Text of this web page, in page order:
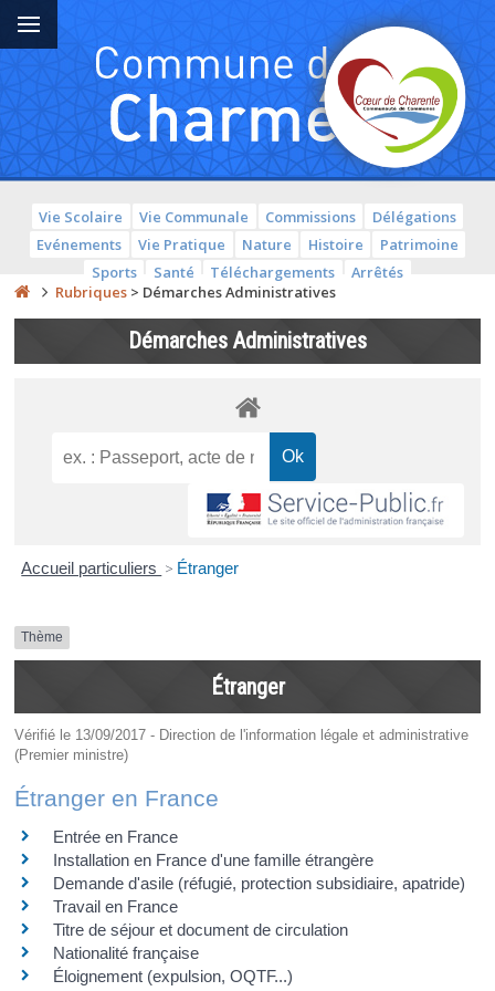
Vie Scolaire Vie Communale Commissions
Délégations
Evénements
Vie Pratique Nature Histoire
Patrimoine
Sports
Santé Téléchargements
Arrêtés
Rubriques > Démarches Administratives
Démarches Administratives
Accueil particuliers > Étranger
Thème
Étranger
Vérifié le 13/09/2017 - Direction de l'information légale et administrative
(Premier ministre)
Étranger en France
Entrée en France
Installation en France d'une famille étrangère
Demande d'asile (réfugié, protection subsidiaire, apatride)
Travail en France
Titre de séjour et document de circulation
Nationalité française
Éloignement (expulsion, OQTF...)